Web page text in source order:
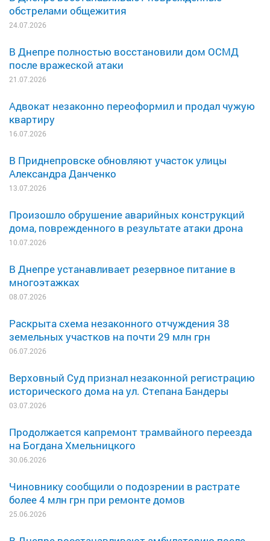
обстрелами общежития
24.07.2026
В Днепре полностью восстановили дом ОСМД
после вражеской атаки
21.07.2026
Адвокат незаконно переоформил и продал чужую
квартиру
16.07.2026
В Приднепровске обновляют участок улицы
Александра Данченко
13.07.2026
Произошло обрушение аварийных конструкций
дома, поврежденного в результате атаки дрона
10.07.2026
В Днепре устанавливает резервное питание в
многоэтажках
08.07.2026
Раскрыта схема незаконного отчуждения 38
земельных участков на почти 29 млн грн
06.07.2026
Верховный Суд признал незаконной регистрацию
исторического дома на ул. Степана Бандеры
03.07.2026
Продолжается капремонт трамвайного переезда
на Богдана Хмельницкого
30.06.2026
Чиновнику сообщили о подозрении в растрате
более 4 млн грн при ремонте домов
25.06.2026